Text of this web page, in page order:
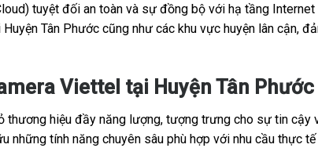
tuyệt đối an toàn và sự đồng bộ với hạ tầng
Tân Phước cũng như các khu vực huyện lân cận,
Viettel tại Huyện Tân Phước
thương hiệu đầy năng lượng, tượng trưng cho sự tin cậy
những tính năng chuyên sâu phù hợp với nhu cầu thực